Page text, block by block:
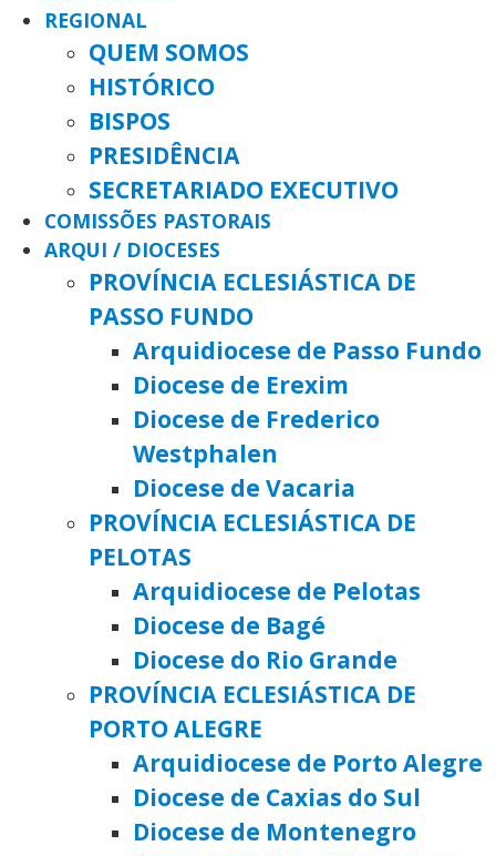
REGIONAL
QUEM SOMOS
HISTÓRICO
BISPOS
PRESIDÊNCIA
SECRETARIADO EXECUTIVO
COMISSÕES PASTORAIS
ARQUI / DIOCESES
PROVÍNCIA ECLESIÁSTICA DE
PASSO FUNDO
Arquidiocese de Passo Fundo
Diocese de Erexim
Diocese de Frederico
Westphalen
Diocese de Vacaria
PROVÍNCIA ECLESIÁSTICA DE
PELOTAS
Arquidiocese de Pelotas
Diocese de Bagé
Diocese do Rio Grande
PROVÍNCIA ECLESIÁSTICA DE
PORTO ALEGRE
Arquidiocese de Porto Alegre
Diocese de Caxias do Sul
Diocese de Montenegro